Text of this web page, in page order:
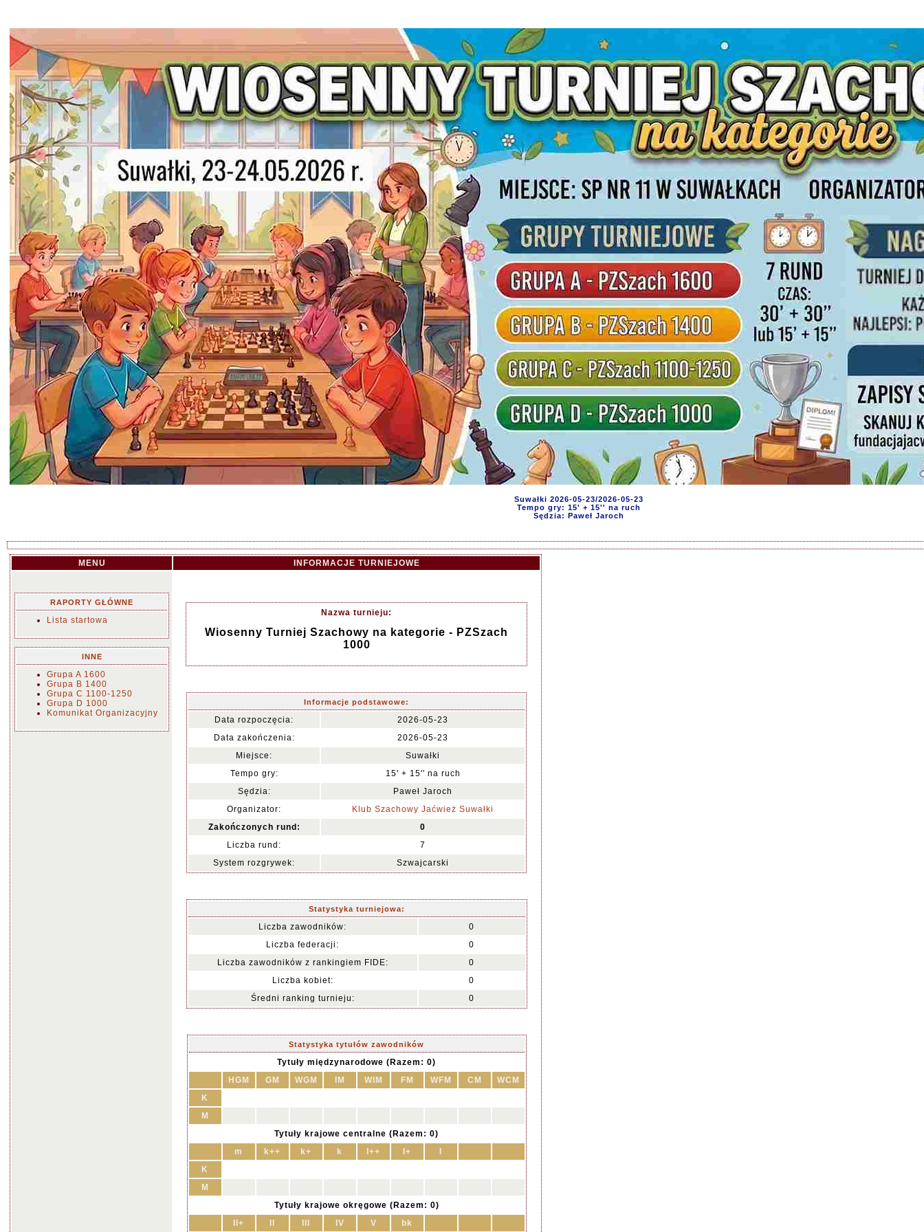
Suwałki 2026-05-23/2026-05-23
Tempo gry: 15' + 15'' na ruch
Sędzia: Paweł Jaroch
MENU INFORMACJE TURNIEJOWE
RAPORTY GŁÓWNE
Lista startowa
INNE
Grupa A 1600
Grupa B 1400
Grupa C 1100-1250
Grupa D 1000
Komunikat Organizacyjny
Nazwa turnieju:
Wiosenny Turniej Szachowy na kategorie - PZSzach
1000
Informacje podstawowe:
Data rozpoczęcia:
2026-05-23
Data zakończenia:
2026-05-23
Miejsce:
Suwałki
Tempo gry:
15' + 15'' na ruch
Sędzia:
Paweł Jaroch
Organizator:
Klub Szachowy Jaćwież Suwałki
Zakończonych rund:
0
Liczba rund:
7
System rozgrywek:
Szwajcarski
Statystyka turniejowa:
Liczba zawodników:
0
Liczba federacji:
0
Liczba zawodników z rankingiem FIDE:
0
Liczba kobiet:
0
Średni ranking turnieju:
0
Statystyka tytułów zawodników
Tytuły międzynarodowe (Razem: 0)
HGM
GM WGM IM WIM FM WFM CM
WCM
K
M
Tytuły krajowe centralne (Razem: 0)
m
k++ k+ k I++ I+
K
M
Tytuły krajowe okręgowe (Razem: 0)
II+
IV V bk